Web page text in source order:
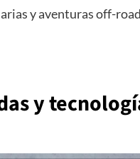
y aventuras off-
y